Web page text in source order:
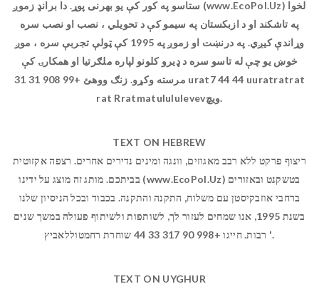
ستاسو په کور کې یو بهرنی پوړ. دا برانډ زموږ (www.EcoPol.Uz) لخوا
په تاشکند او د ازبکستان په سیمو کې د تحویلي ، نصب او نصب سره
وړاندې کیږي. په درنښت او زموږ په 1995 کې ټولې تجربې سره ، موږ
خوښ یو چې له تاسو سره د ډیرو کلونو لپاره ملګرتیا او همکارۍ کې
مرسته وکړو. زنګ ووهئ +99 908 31 31 urat7 44 44 uuratratrat
rat Rratmatulululevevویچ.
TEXT ON HEBREW
ריצוף פרקט ללא רבב מאגוזים, וונגה ומינים נדירים אחרים. רצפה אקזוטית
בביתכם. מותג זה מוצג על ידינו (www.EcoPol.Uz) בטשקנט ובאזורים
ברחבי אוזבקיסטן עם משלוח, התקנה והתקנה. בכבוד ובכל הניסיון שלנו
בשנת 1995, אנו שמחים לעזור לך, לשותפות ולשיתוף פעולה במשך שנים
רבות. חייגו +998 90 317 33 44 שוחרת רחמטוללאביץ '.
TEXT ON UYGHUR